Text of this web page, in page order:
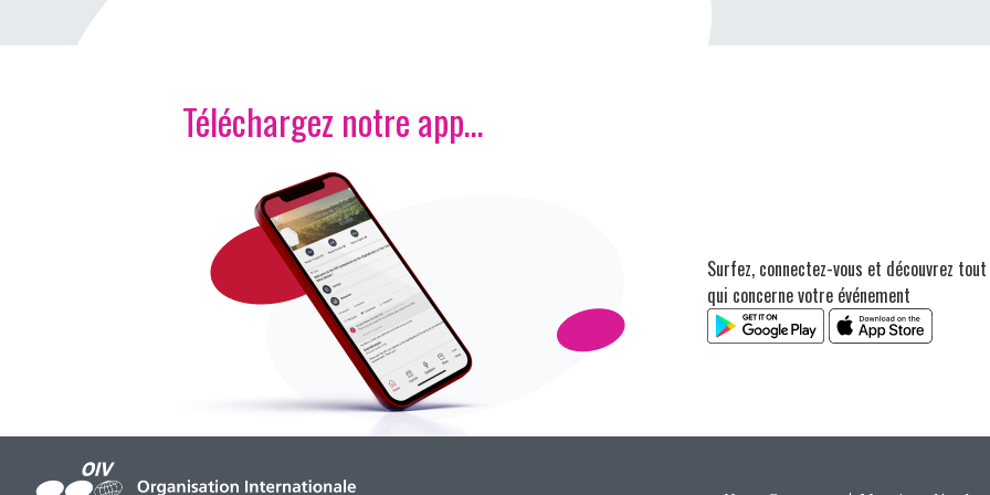
Téléchargez notre app…
Surfez, connectez-vous et découvrez
qui concerne votre événement